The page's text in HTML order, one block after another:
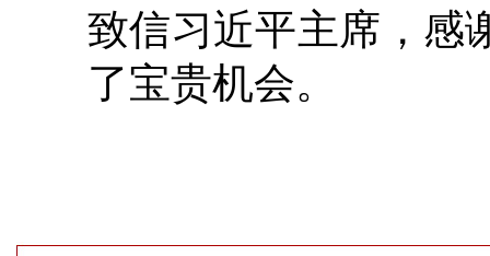
致信习近平主席，感
了宝贵机会。